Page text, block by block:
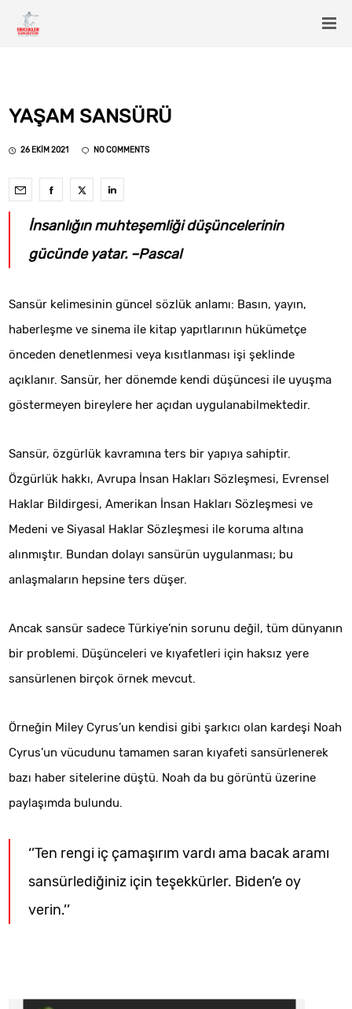
YAŞAM SANSÜRÜ
26 EKIM 2021 NO COMMENTS
İnsanlığın muhteşemliği düşüncelerinin
gücünde yatar. –Pascal
Sansür kelimesinin güncel sözlük anlamı: Basın, yayın,
haberleşme ve sinema ile kitap yapıtlarının hükümetçe
önceden denetlenmesi veya kısıtlanması işi şeklinde
açıklanır. Sansür, her dönemde kendi düşüncesi ile uyuşma
göstermeyen bireylere her açıdan uygulanabilmektedir.
Sansür, özgürlük kavramına ters bir yapıya sahiptir.
Özgürlük hakkı, Avrupa İnsan Hakları Sözleşmesi, Evrensel
Haklar Bildirgesi, Amerikan İnsan Hakları Sözleşmesi ve
Medeni ve Siyasal Haklar Sözleşmesi ile koruma altına
alınmıştır. Bundan dolayı sansürün uygulanması; bu
anlaşmaların hepsine ters düşer.
Ancak sansür sadece Türkiye’nin sorunu değil, tüm dünyanın
bir problemi. Düşünceleri ve kıyafetleri için haksız yere
sansürlenen birçok örnek mevcut.
Örneğin Miley Cyrus’un kendisi gibi şarkıcı olan kardeşi Noah
Cyrus’un vücudunu tamamen saran kıyafeti sansürlenerek
bazı haber sitelerine düştü. Noah da bu görüntü üzerine
paylaşımda bulundu.
‘’Ten rengi iç çamaşırım vardı ama bacak aramı
sansürlediğiniz için teşekkürler. Biden’e oy
verin.’’